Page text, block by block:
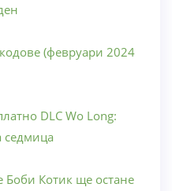
(февруари 2024
DLC Wo Long:
седмица
Боби Котик ще остане